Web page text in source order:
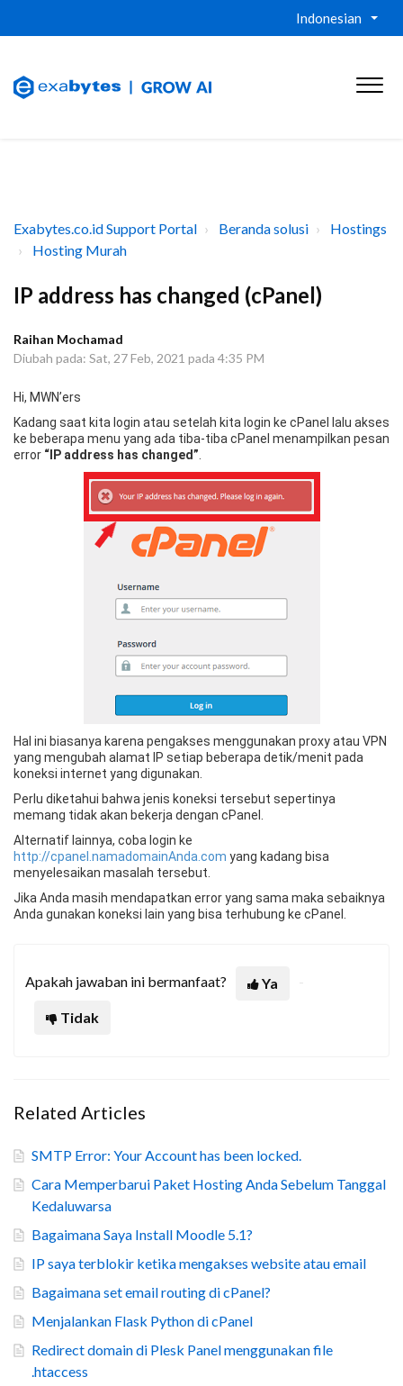
Indonesian
Exabytes.co.id Support Portal Beranda solusi
Hostings
Hosting Murah
IP address has changed (cPanel)
Raihan Mochamad
Diubah pada: Sat, 27 Feb, 2021 pada 4:35 PM
Hi, MWN’ers
Kadang saat kita login atau setelah kita login ke cPanel lalu akses
ke beberapa menu yang ada tiba-tiba cPanel menampilkan pesan
error “IP address has changed”
Hal ini biasanya karena pengakses menggunakan proxy atau VPN
yang mengubah alamat IP setiap beberapa detik/menit pada
koneksi internet yang digunakan.
Perlu diketahui bahwa jenis koneksi tersebut sepertinya
memang tidak akan bekerja dengan cPanel.
Alternatif lainnya, coba login ke
http://cpanel.namadomainAnda.com yang kadang bisa
menyelesaikan masalah tersebut.
Jika Anda masih mendapatkan error yang sama maka sebaiknya
Anda gunakan koneksi lain yang bisa terhubung ke cPanel.
Apakah jawaban ini bermanfaat?
Ya
Tidak
Related Articles
SMTP Error: Your Account has been locked.
Cara Memperbarui Paket Hosting Anda Sebelum Tanggal
Kedaluwarsa
Bagaimana Saya Install Moodle 5.1?
IP saya terblokir ketika mengakses website atau email
Bagaimana set email routing di cPanel?
Menjalankan Flask Python di cPanel
Redirect domain di Plesk Panel menggunakan file
.htaccess